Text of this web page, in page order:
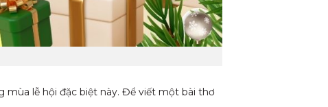
mùa lễ hội đặc biệt này. Để viết một bài thơ